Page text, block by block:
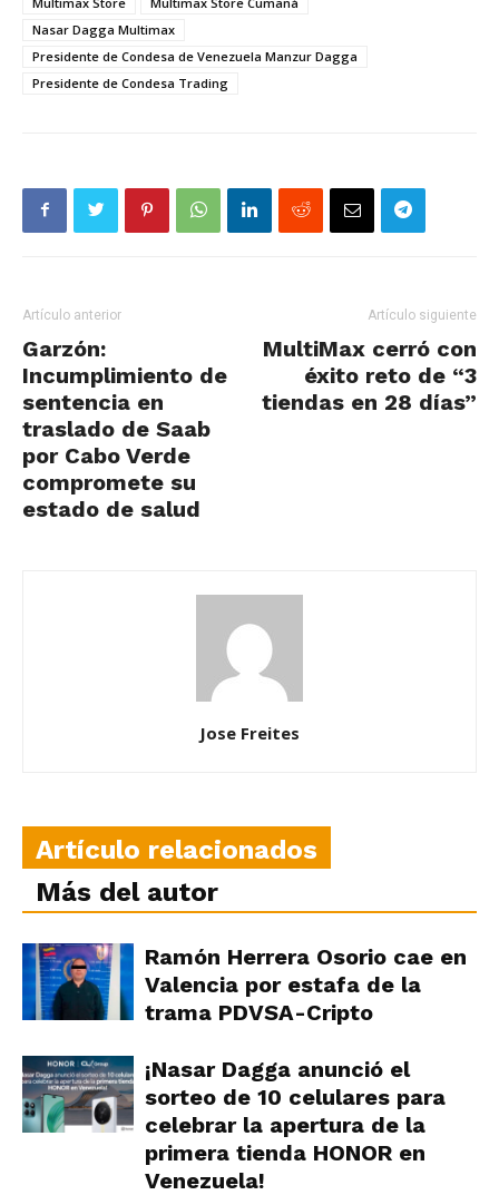
Nasar Dagga Multimax
Presidente de Condesa de Venezuela Manzur Dagga
Presidente de Condesa Trading
Artículo anterior
Garzón:
Incumplimiento de
sentencia en
traslado de Saab
por Cabo Verde
compromete su
estado de salud
Artículo siguiente
MultiMax cerró con
éxito reto de “3
tiendas en 28 días”
Jose Freites
Artículo relacionados
Más del autor
Ramón Herrera Osorio cae en
Valencia por estafa de la
trama PDVSA-Cripto
¡Nasar Dagga anunció el
sorteo de 10 celulares para
celebrar la apertura de la
primera tienda HONOR en
Venezuela!